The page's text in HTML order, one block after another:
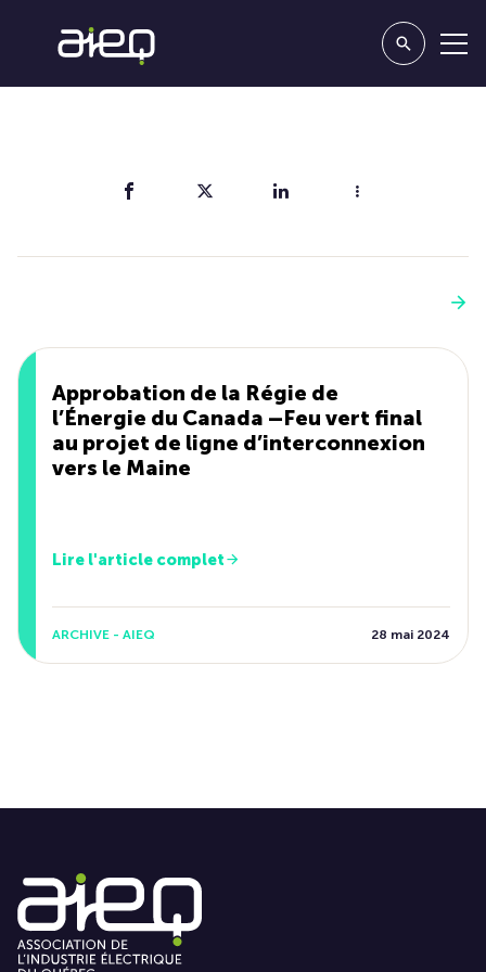
Approbation de la Régie de
l’Énergie du Canada –Feu vert final
au projet de ligne d’interconnexion
vers le Maine
Lire l'article complet
ARCHIVE - AIEQ 28 mai 2024